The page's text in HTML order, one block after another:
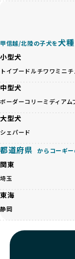
さらに、こうした
徹底した透明性こ
す。
量販売、負担の大
題に真摯に向き合
る社会の実現を目指
さらに、売上の一
の取り組みが不十
BreederFamiliesは
ます。この活動に
護活動の支援にも貢
BreederFamiliesの
でなく、すべての
な一歩です。ユー
子犬をお迎えする
支えることができ
BreederFamilies
ペットショップや
接の引き渡しを基本
一方で、営利優先
ットショップやオ
を軽視しがちです。
「ペットショップ
近年、「小さくて
徴が人気を集め、
くありません。極
く、レアカラーに
営利優先ブリーダ
な繁殖を行いがち
ど、健康を犠牲に
うな方法では、ワ
にとっても将来的
ます。
優良ブリーダーは
健康を最優先に考
甲信越/北陸の子犬を犬種
小型犬
トイプードルチワワミニ
中型犬
ボーダーコリーミディアム
大型犬
シェパード
都道府県 からコーギ
関東
埼玉
東海
静岡